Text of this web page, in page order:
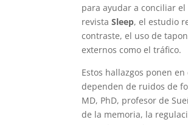
para ayudar a conciliar
revistaSleep, el estudio
contraste, el uso de
externos como el tráfico.
Estos hallazgos ponen
dependen de ruidos de
MD, PhD, profesor de
de la memoria, la